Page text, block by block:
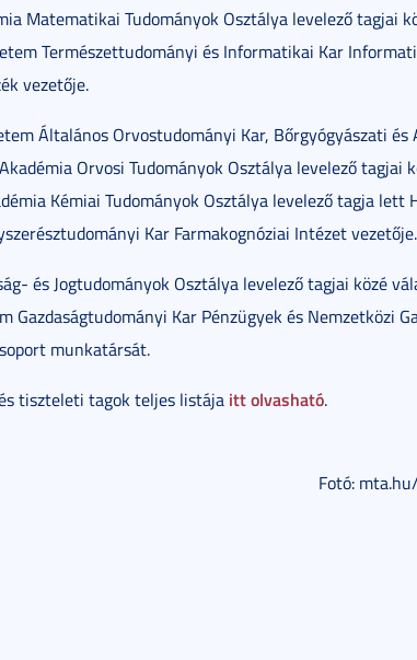
Matematikai Tudományok Osztálya levelező tagjai
Természettudományi és Informatikai Kar
vezetője.
Általános Orvostudományi Kar, Bőrgyógyászati és
Orvosi Tudományok Osztálya levelező tagjai
Kémiai Tudományok Osztálya levelező tagja lett
Kar Farmakognóziai Intézet vezetője.
és Jogtudományok Osztálya levelező tagjai közé
Gazdaságtudományi Kar Pénzügyek és Nemzetközi
munkatársát.
tiszteleti tagok teljes listája itt olvasható.
Fotó: